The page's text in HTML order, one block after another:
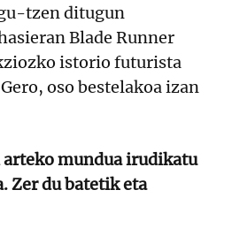
tzen ditugun
Blade Runner
istorio futurista
oso bestelakoa izan
mundua irudikatu
Zer du batetik eta